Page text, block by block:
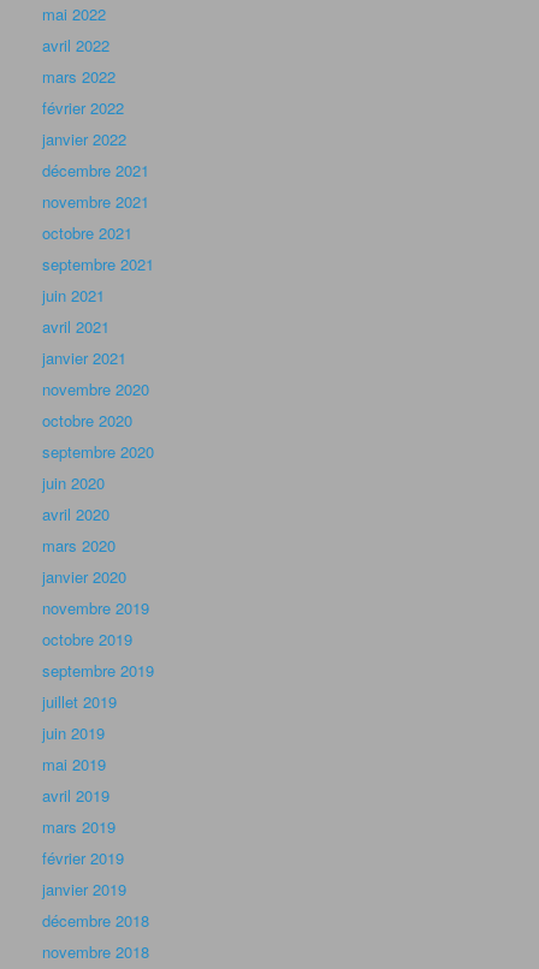
mai 2022
avril 2022
mars 2022
février 2022
janvier 2022
décembre 2021
novembre 2021
octobre 2021
septembre 2021
juin 2021
avril 2021
janvier 2021
novembre 2020
octobre 2020
septembre 2020
juin 2020
avril 2020
mars 2020
janvier 2020
novembre 2019
octobre 2019
septembre 2019
juillet 2019
juin 2019
mai 2019
avril 2019
mars 2019
février 2019
janvier 2019
décembre 2018
novembre 2018